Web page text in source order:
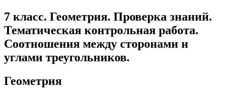
7 класс. Геометрия. Проверка знаний.
Тематическая контрольная работа.
Соотношения между сторонами и
углами треугольников.
Геометрия